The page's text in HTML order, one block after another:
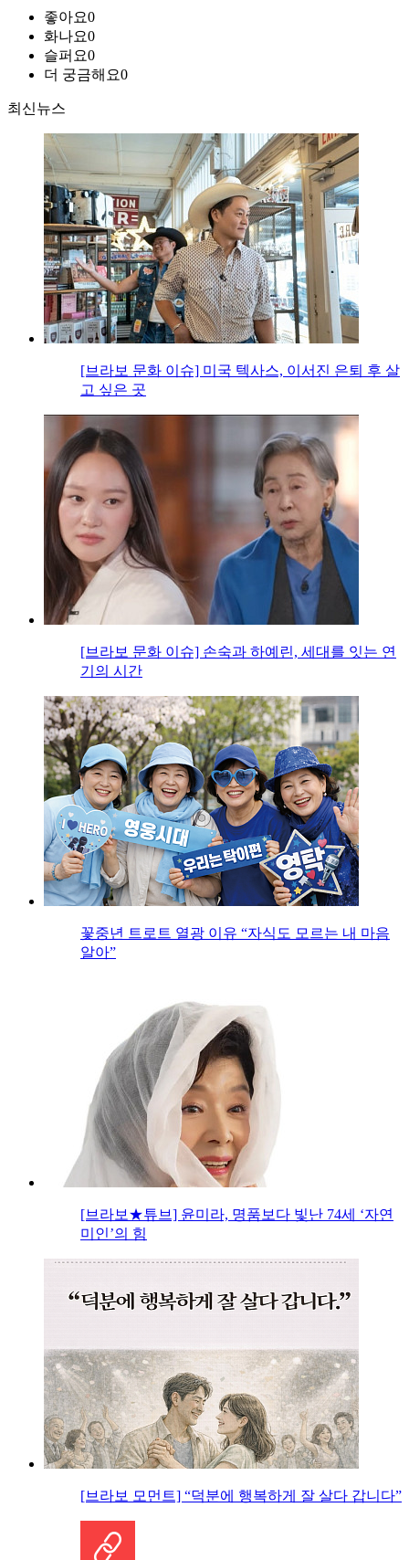
좋아요0
화나요0
슬퍼요0
더 궁금해요0
최신뉴스
[브라보 문화 이슈] 미국 텍사스, 이서진 은퇴 후 살
고 싶은 곳
[브라보 문화 이슈] 손숙과 하예린, 세대를 잇는 연
기의 시간
꽃중년 트로트 열광 이유 “자식도 모르는 내 마음
알아”
[브라보★튜브] 윤미라, 명품보다 빛난 74세 ‘자연
미인’의 힘
[브라보 모먼트] “덕분에 행복하게 잘 살다 갑니다”